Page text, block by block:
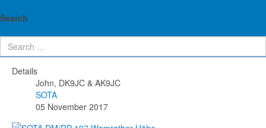
Search
SOTA: DM/RP-197 Womrather Höhe -
01.10.2017
Details
John, DK9JC & AK9JC
SOTA
05 November 2017